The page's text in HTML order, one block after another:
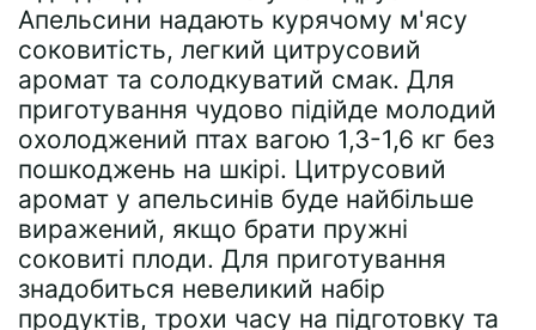
Апельсини надають курячому м'ясу
соковитість, легкий цитрусовий
аромат та солодкуватий смак. Для
приготування чудово підійде молодий
охолоджений птах вагою 1,3-1,6 кг без
пошкоджень на шкірі. Цитрусовий
аромат у апельсинів буде найбільше
виражений, якщо брати пружні
соковиті плоди. Для приготування
знадобиться невеликий набір
продуктів, трохи часу на підготовку та